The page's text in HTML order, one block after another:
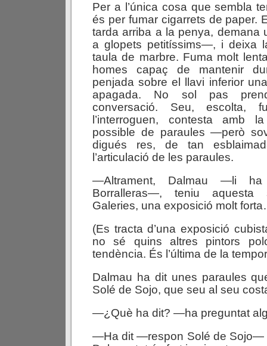
Per a l’única cosa que sembla
és per fumar cigarrets de paper.
tarda arriba a la penya,
a glopets petitíssims—, i deixa
taula de marbre. Fuma molt
homes capaç de mantenir
penjada sobre el llavi inferior
apagada. No sol pas
conversació. Seu, escolta,
l’interroguen, contesta amb
possible de paraules —però
digués res, de tan
l’articulació de les paraules.
—Altrament, Dalmau —li
Borralleras—, teniu
Galeries, una exposició molt
(Es tracta d’una exposició
no sé quins altres pintors
tendència. És l’última de la
Dalmau ha dit unes paraules
Solé de Sojo, que seu al seu
—¿Què ha dit? —ha preguntat
—Ha dit —respon Solé de Sojo—